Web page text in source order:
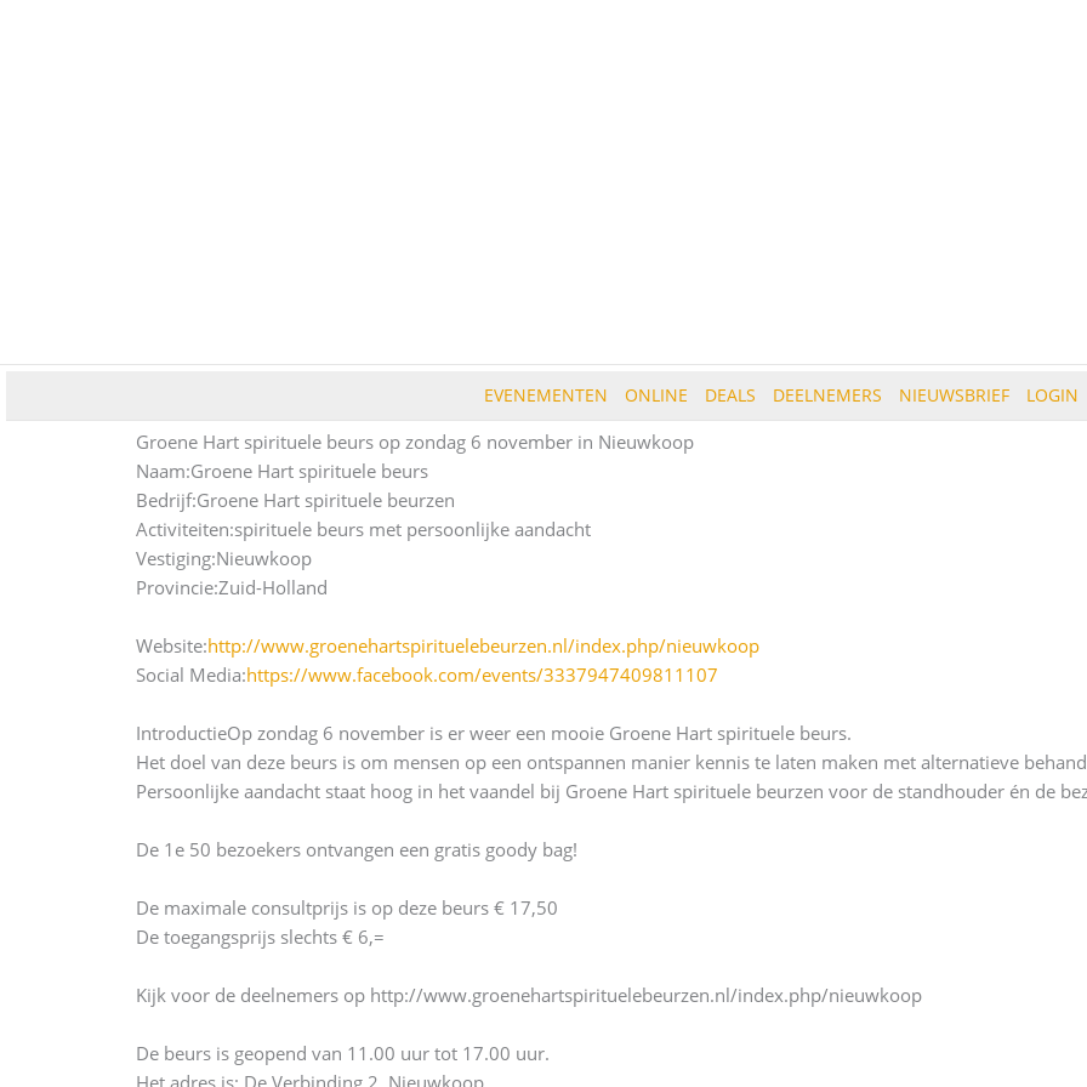
EVENEMENTEN ONLINE DEALS DEELNEMERS NIEUWSBRIEF LOGIN
Groene Hart spirituele beurs op zondag 6 november in Nieuwkoop
Naam:Groene Hart spirituele beurs
Bedrijf:Groene Hart spirituele beurzen
Activiteiten:spirituele beurs met persoonlijke aandacht
Vestiging:Nieuwkoop
Provincie:Zuid-Holland
Website:http://www.groenehartspirituelebeurzen.nl/index.php/nieuwkoop
Social Media:https://www.facebook.com/events/3337947409811107
IntroductieOp zondag 6 november is er weer een mooie Groene Hart spirituele beurs.
Het doel van deze beurs is om mensen op een ontspannen manier kennis te laten maken met alternatieve
Persoonlijke aandacht staat hoog in het vaandel bij Groene Hart spirituele beurzen voor de standhouder én de
De 1e 50 bezoekers ontvangen een gratis goody bag!
De maximale consultprijs is op deze beurs € 17,50
De toegangsprijs slechts € 6,=
Kijk voor de deelnemers op http://www.groenehartspirituelebeurzen.nl/index.php/nieuwkoop
De beurs is geopend van 11.00 uur tot 17.00 uur.
Het adres is: De Verbinding 2, Nieuwkoop